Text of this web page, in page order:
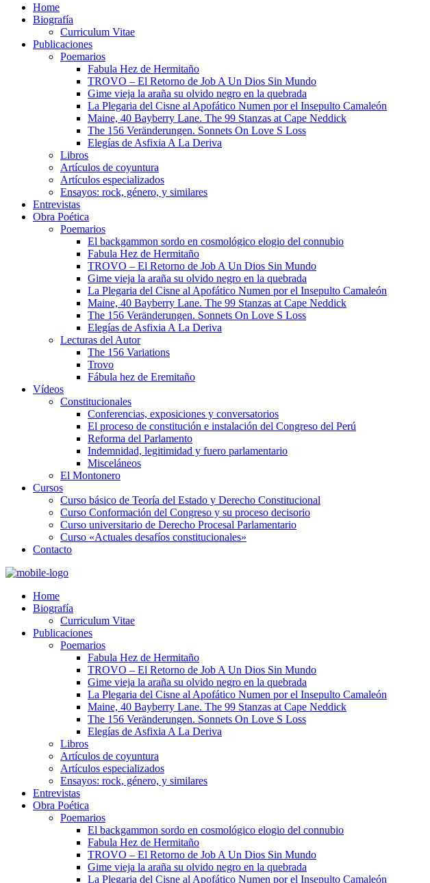
Home
Biografía
Curriculum Vitae​
Publicaciones
Poemarios
Fabula Hez de Hermitaño
TROVO – El Retorno de Job A Un Dios Sin Mundo
Gime vieja la araña su olvido negro en la quebrada
La Plegaria del Cisne al Apofático Numen por el Insepulto Camaleón
Maine, 40 Bayberry Lane. The 99 Stanzas at Cape Neddick
The 156 Veränderungen. Sonnets On Love S Loss
Elegías de Asfixia A La Deriva
Libros
Artículos de coyuntura
Artículos especializados
Ensayos: rock, género, y similares
Entrevistas
Obra Poética
Poemarios
El backgammon sordo en cosmológico elogio del connubio
Fabula Hez de Hermitaño
TROVO – El Retorno de Job A Un Dios Sin Mundo
Gime vieja la araña su olvido negro en la quebrada
La Plegaria del Cisne al Apofático Numen por el Insepulto Camaleón
Maine, 40 Bayberry Lane. The 99 Stanzas at Cape Neddick
The 156 Veränderungen. Sonnets On Love S Loss
Elegías de Asfixia A La Deriva
Lecturas del Autor
The 156 Variations
Trovo
Fábula hez de Eremitaño
Vídeos
Constitucionales
Conferencias, exposiciones y conversatorios
El proceso de constitución e instalación del Congreso del Perú
Reforma del Parlamento
Indemnidad, legitimidad y fuero parlamentario
Misceláneos
El Montonero
Cursos
Curso básico de Teoría del Estado y Derecho Constitucional
Curso Conformación del Congreso y su proceso decisorio
Curso universitario de Derecho Procesal Parlamentario
Curso «Actuales desafíos constitucionales»
Contacto
Home
Biografía
Curriculum Vitae​
Publicaciones
Poemarios
Fabula Hez de Hermitaño
TROVO – El Retorno de Job A Un Dios Sin Mundo
Gime vieja la araña su olvido negro en la quebrada
La Plegaria del Cisne al Apofático Numen por el Insepulto Camaleón
Maine, 40 Bayberry Lane. The 99 Stanzas at Cape Neddick
The 156 Veränderungen. Sonnets On Love S Loss
Elegías de Asfixia A La Deriva
Libros
Artículos de coyuntura
Artículos especializados
Ensayos: rock, género, y similares
Entrevistas
Obra Poética
Poemarios
El backgammon sordo en cosmológico elogio del connubio
Fabula Hez de Hermitaño
TROVO – El Retorno de Job A Un Dios Sin Mundo
Gime vieja la araña su olvido negro en la quebrada
La Plegaria del Cisne al Apofático Numen por el Insepulto Camaleón